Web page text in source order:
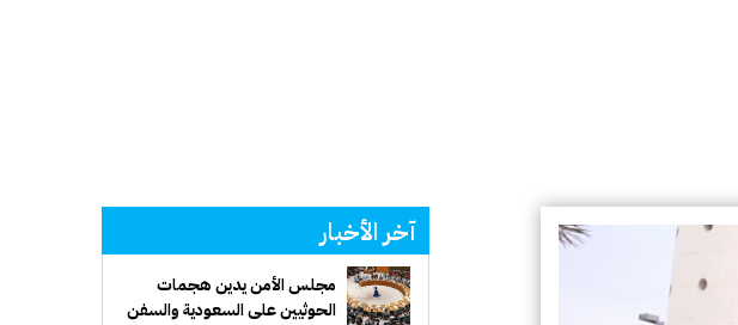
آخر الأخبار
مجلس الأمن يدين هجمات
الحوثيين على السعودية والسفن